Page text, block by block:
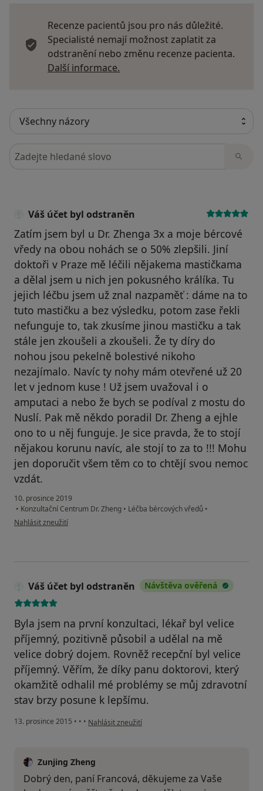
Recenze pacientů jsou pro nás důležité.
Specialisté nemají možnost zaplatit za
odstranění nebo změnu recenze pacienta.
Další informace.
Hledejte v názorech
Váš účet byl odstraněn
Zatím jsem byl u Dr. Zhenga 3x a moje bércové
vředy na obou nohách se o 50% zlepšili. Jiní
doktoři v Praze mě léčili nějakema mastičkama
a dělal jsem u nich jen pokusného králíka. Tu
jejich léčbu jsem už znal nazpaměť : dáme na to
tuto mastičku a bez výsledku, potom zase řekli
nefunguje to, tak zkusíme jinou mastičku a tak
stále jen zkoušeli a zkoušeli. Že ty díry do
nohou jsou pekelně bolestivé nikoho
nezajímalo. Navíc ty nohy mám otevřené už 20
let v jednom kuse ! Už jsem uvažoval i o
amputaci a nebo že bych se podíval z mostu do
Nuslí. Pak mě někdo poradil Dr. Zheng a ejhle
ono to u něj funguje. Je sice pravda, že to stojí
nějakou korunu navíc, ale stojí to za to !!! Mohu
jen doporučit všem těm co to chtějí svou nemoc
vzdát.
10. prosince 2019
• Konzultační Centrum Dr. Zheng • Léčba bércových vředů •
podle názoru uživatele Váš účet byl odstraněn
Nahlásit zneužití
Váš účet byl odstraněn Návštěva ověřená
Byla jsem na první konzultaci, lékař byl velice
příjemný, pozitivně působil a udělal na mě
velice dobrý dojem. Rovněž recepční byl velice
příjemný. Věřím, že díky panu doktorovi, který
okamžitě odhalil mé problémy se můj zdravotní
stav brzy posune k lepšímu.
13. prosince 2015 • • • podle názoru uživatele Váš účet byl odstraněn
Nahlásit zneužití
Zunjing Zheng
Dobrý den, paní Francová, děkujeme za Vaše